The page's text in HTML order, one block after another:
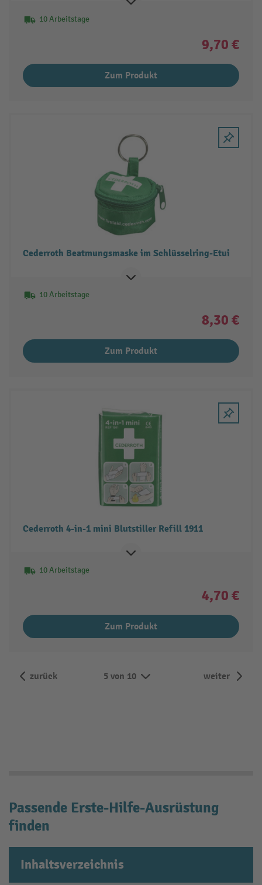
10 Arbeitstage
9,70 €
Zum Produkt
Cederroth Beatmungsmaske im Schlüsselring-Etui
10 Arbeitstage
8,30 €
Zum Produkt
Cederroth 4-in-1 mini Blutstiller Refill 1911
10 Arbeitstage
4,70 €
Zum Produkt
zurück 5 von 10 weiter
Passende Erste-Hilfe-Ausrüstung
finden
Inhaltsverzeichnis